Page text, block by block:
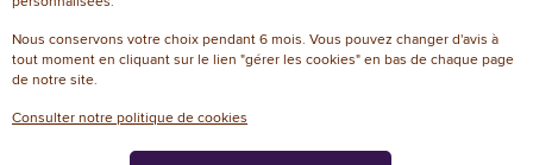
26,60 € HTVA
(32,19 € TVAC)
Nous conservons votre choix pendant 6 mois. Vous pouvez changer d'avis à
tout moment en cliquant sur le lien "gérer les cookies" en bas de chaque page
de notre site.
Consulter notre politique de cookies